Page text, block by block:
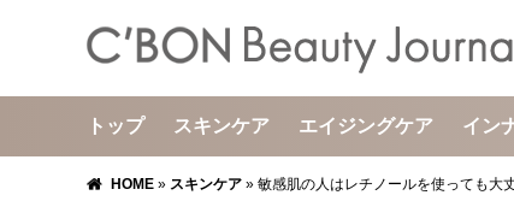
トップ スキンケア エイジングケア イン
HOME » スキンケア » 敏感肌の人はレチノールを使っても大